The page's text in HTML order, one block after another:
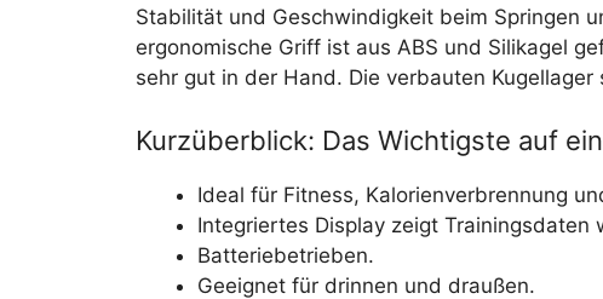
Stabilität und Geschwindigkeit beim Springen
ergonomische Griff ist aus ABS und Silikagel
sehr gut in der Hand. Die verbauten
Kurzüberblick: Das Wichtigste auf
Ideal für Fitness, Kalorienverbrennung
Integriertes Display zeigt Trainingsdaten
Batteriebetrieben.
Geeignet für drinnen und draußen.